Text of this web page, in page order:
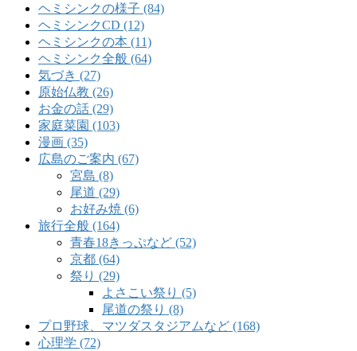
ヘミシンクの様子 (84)
ヘミシンクCD (12)
ヘミシンクの本 (11)
ヘミシンク全般 (64)
気づき (27)
原始仏教 (26)
お金の話 (29)
家庭菜園 (103)
漫画 (35)
広島のご案内 (67)
宮島 (8)
尾道 (29)
お好み焼 (6)
旅行全般 (164)
青春18きっぷなど (52)
京都 (64)
祭り (29)
よさこい祭り (5)
尾道の祭り (8)
プロ野球、マツダスタジアムなど (168)
心理学 (72)